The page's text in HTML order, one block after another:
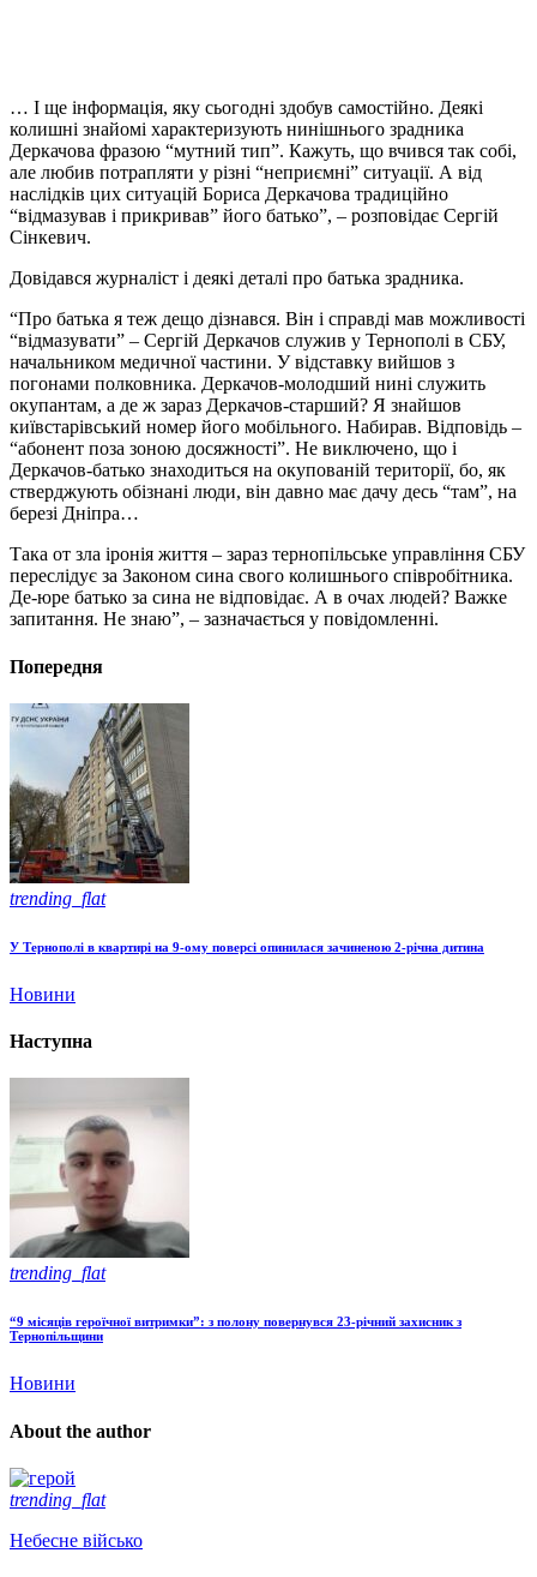
… І ще інформація, яку сьогодні здобув самостійно. Деякі
колишні знайомі характеризують нинішнього зрадника
Деркачова фразою “мутний тип”. Кажуть, що вчився так собі,
але любив потрапляти у різні “неприємні” ситуації. А від
наслідків цих ситуацій Бориса Деркачова традиційно
“відмазував і прикривав” його батько”, – розповідає Сергій
Сінкевич.
Довідався журналіст і деякі деталі про батька зрадника.
“Про батька я теж дещо дізнався. Він і справді мав можливості
“відмазувати” – Сергій Деркачов служив у Тернополі в СБУ,
начальником медичної частини. У відставку вийшов з
погонами полковника. Деркачов-молодший нині служить
окупантам, а де ж зараз Деркачов-старший? Я знайшов
київстарівський номер його мобільного. Набирав. Відповідь –
“абонент поза зоною досяжності”. Не виключено, що і
Деркачов-батько знаходиться на окупованій території, бо, як
стверджують обізнані люди, він давно має дачу десь “там”, на
березі Дніпра…
Така от зла іронія життя – зараз тернопільське управління СБУ
переслідує за Законом сина свого колишнього співробітника.
Де-юре батько за сина не відповідає. А в очах людей? Важке
запитання. Не знаю”, – зазначається у повідомленні.
Попередня
trending_flat
У Тернополі в квартирі на 9-ому поверсі опинилася зачиненою 2-річна дитина
Новини
Наступна
trending_flat
“9 місяців героїчної витримки”: з полону повернувся 23-річний захисник з
Тернопільщини
Новини
About the author
trending_flat
Небесне військо